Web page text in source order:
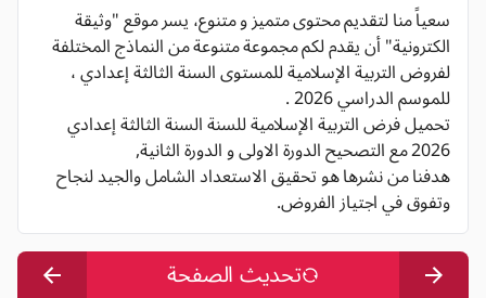
سعياً منا لتقديم محتوى متميز و متنوع، يسر موقع "وثيقة
الكترونية" أن يقدم لكم مجموعة متنوعة من النماذج المختلفة
لفروض التربية الإسلامية للمستوى السنة الثالثة إعدادي ،
للموسم الدراسي 2026 .
تحميل فرض التربية الإسلامية للسنة السنة الثالثة إعدادي
2026 مع التصحيح الدورة الاولى و الدورة الثانية,
هدفنا من نشرها هو تحقيق الاستعداد الشامل والجيد لنجاح
وتفوق في اجتياز الفروض.
تحديث الصفحة